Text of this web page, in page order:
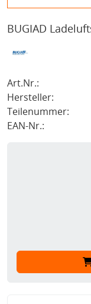
BUGIAD
Art.Nr.:
Hersteller:
Teilenummer:
EAN-Nr.: